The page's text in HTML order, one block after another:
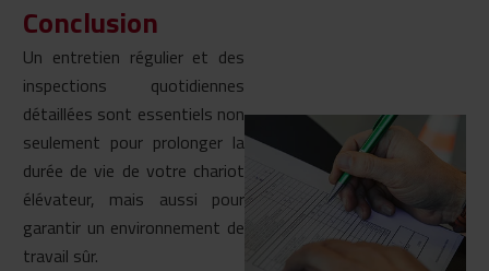
Conclusion
Un entretien régulier et des
inspections quotidiennes
détaillées sont essentiels non
seulement pour prolonger la
durée de vie de votre chariot
élévateur, mais aussi pour
garantir un environnement de
travail sûr.